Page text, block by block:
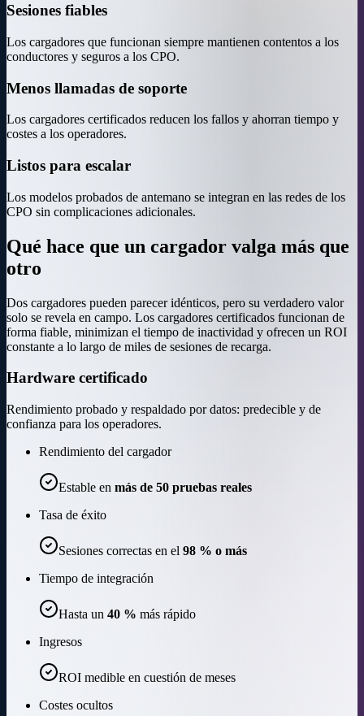
Sesiones fiables
Los cargadores que funcionan siempre mantienen contentos a los
conductores y seguros a los CPO.
Menos llamadas de soporte
Los cargadores certificados reducen los fallos y ahorran tiempo y
costes a los operadores.
Listos para escalar
Los modelos probados de antemano se integran en las redes de los
CPO sin complicaciones adicionales.
Qué hace que un cargador valga más que
otro
Dos cargadores pueden parecer idénticos, pero su verdadero valor
solo se revela en campo. Los cargadores certificados funcionan de
forma fiable, minimizan el tiempo de inactividad y ofrecen un ROI
constante a lo largo de miles de sesiones de recarga.
Hardware certificado
Rendimiento probado y respaldado por datos: predecible y de
confianza para los operadores.
Rendimiento del cargador
Estable en más de 50 pruebas reales
Tasa de éxito
Sesiones correctas en el 98 % o más
Tiempo de integración
Hasta un 40 % más rápido
Ingresos
ROI medible en cuestión de meses
Costes ocultos